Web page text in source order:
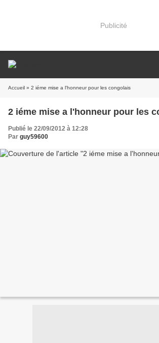
Publicité
Accueil » 2 iéme mise a l'honneur pour les congolais
2 iéme mise a l'honneur pour les
Publié le 22/09/2012 à 12:28
Par guy59600